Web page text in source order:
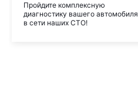
Пройдите комплексную
диагностику вашего автомобиля
в сети наших СТО!